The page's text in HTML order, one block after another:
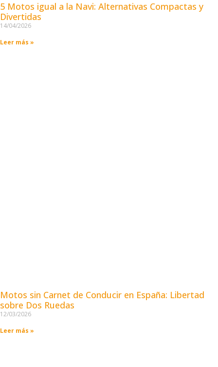
5 Motos igual a la Navi: Alternativas Compactas y
Divertidas
14/04/2026
Leer más »
Motos sin Carnet de Conducir en España: Libertad
sobre Dos Ruedas
12/03/2026
Leer más »